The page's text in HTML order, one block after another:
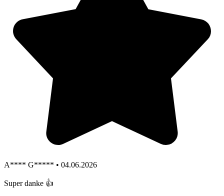
A**** G***** • 04.06.2026
Super danke 👍